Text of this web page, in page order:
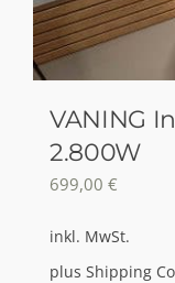
VANING
2.800W
699,00 €
inkl. MwSt.
plus Shipping